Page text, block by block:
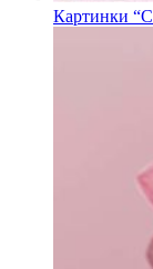
Картинки